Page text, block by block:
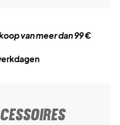
van meer dan 99 €